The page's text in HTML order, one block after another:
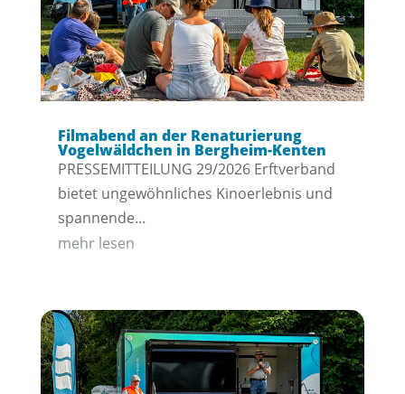
Filmabend an der Renaturierung
Vogelwäldchen in Bergheim-Kenten
PRESSEMITTEILUNG 29/2026 Erftverband
bietet ungewöhnliches Kinoerlebnis und
spannende...
mehr lesen